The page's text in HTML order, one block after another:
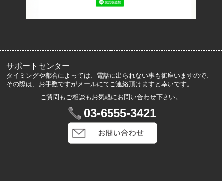
サポートセンター
タイミングや都合によっては、電話に出られない事も御座いますので、
その際は、お手数ですがメールにてご連絡頂けますと幸いです。
ご質問もご相談もお気軽にお問い合わせ下さい。
03-6555-3421